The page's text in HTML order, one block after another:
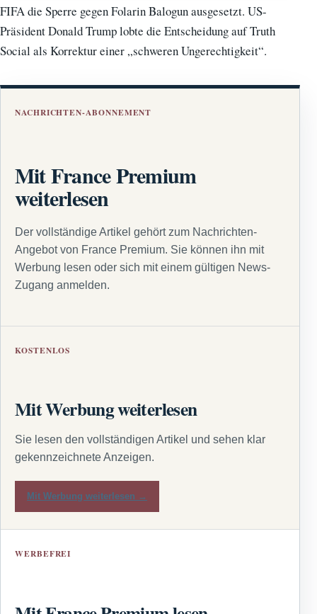
FIFA die Sperre gegen Folarin Balogun ausgesetzt. US-
Präsident Donald Trump lobte die Entscheidung auf Truth
Social als Korrektur einer „schweren Ungerechtigkeit“.
NACHRICHTEN-ABONNEMENT
Mit France Premium
weiterlesen
Der vollständige Artikel gehört zum Nachrichten-
Angebot von France Premium. Sie können ihn mit
Werbung lesen oder sich mit einem gültigen News-
Zugang anmelden.
KOSTENLOS
Mit Werbung weiterlesen
Sie lesen den vollständigen Artikel und sehen klar
gekennzeichnete Anzeigen.
Mit Werbung weiterlesen →
WERBEFREI